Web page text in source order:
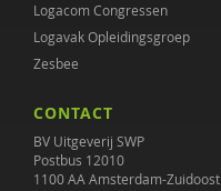
Logacom Congressen
Logavak Opleidingsgroep
Zesbee
CONTACT
BV Uitgeverij SWP
Postbus 12010
1100 AA Amsterdam-Zuidoost